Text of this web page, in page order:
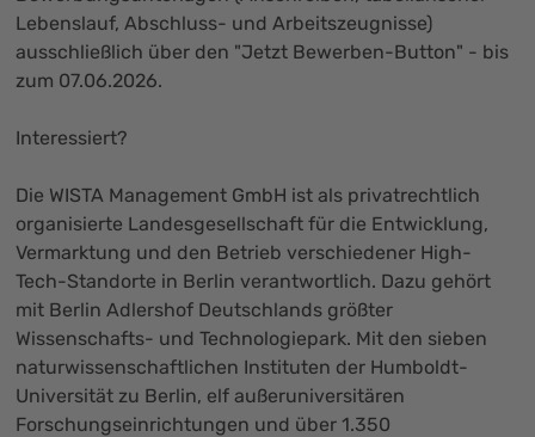
Lebenslauf, Abschluss- und Arbeitszeugnisse)
ausschließlich über den "Jetzt Bewerben-Button" - bis
zum 07.06.2026.
Interessiert?
Die WISTA Management GmbH ist als privatrechtlich
organisierte Landesgesellschaft für die Entwicklung,
Vermarktung und den Betrieb verschiedener High-
Tech-Standorte in Berlin verantwortlich. Dazu gehört
mit Berlin Adlershof Deutschlands größter
Wissenschafts- und Technologiepark. Mit den sieben
naturwissenschaftlichen Instituten der Humboldt-
Universität zu Berlin, elf außeruniversitären
Forschungseinrichtungen und über 1.350